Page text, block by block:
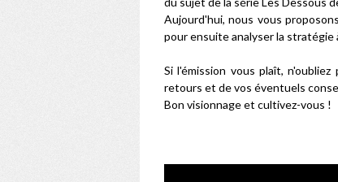
Aujourd'hui, nous vous
pour ensuite analyser la stratégie
Si l'émission vous plaît,
retours et de vos éventuels
Bon visionnage et cultivez-vous !